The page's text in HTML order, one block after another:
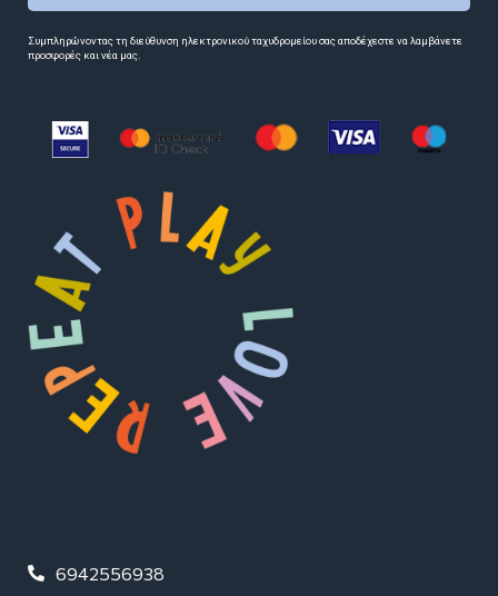
Συμπληρώνοντας τη διεύθυνση ηλεκτρονικού ταχυδρομείου σας αποδέχεστε να λαμβάνετε
προσφορές και νέα μας.
6942556938